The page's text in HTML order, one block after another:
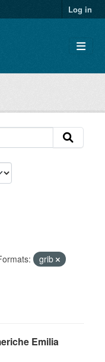
Log in
grib
Emilia